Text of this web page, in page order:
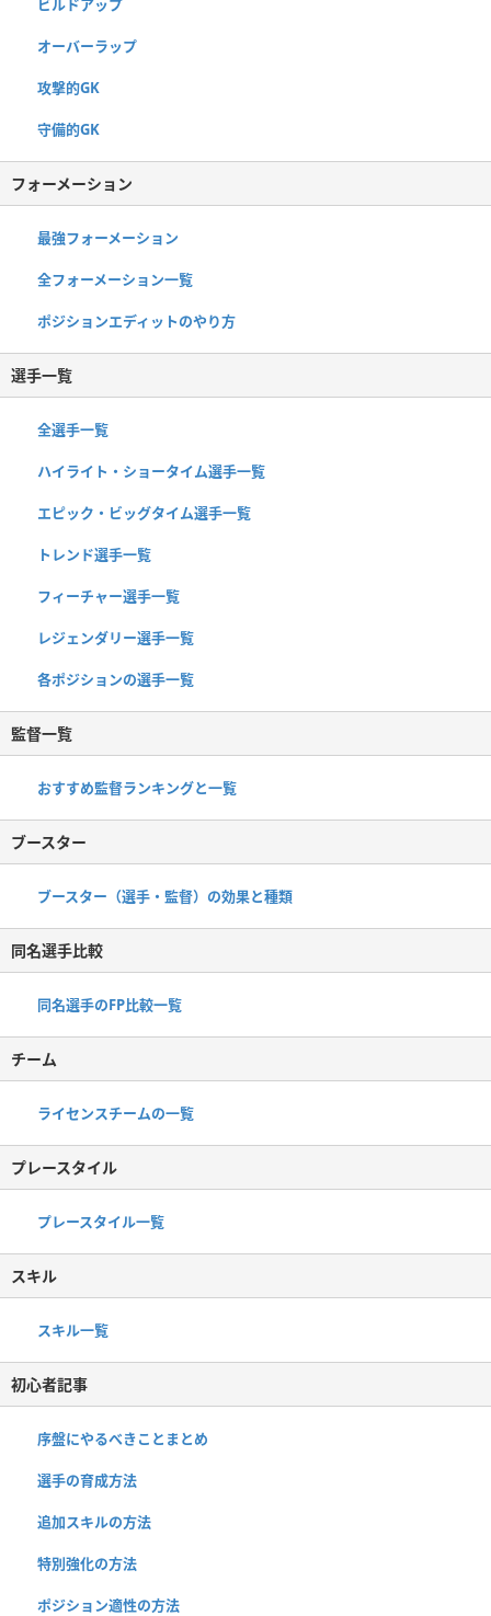
ビルドアップ
オーバーラップ
攻撃的GK
守備的GK
フォーメーション
最強フォーメーション
全フォーメーション一覧
ポジションエディットのやり方
選手一覧
全選手一覧
ハイライト・ショータイム選手一覧
エピック・ビッグタイム選手一覧
トレンド選手一覧
フィーチャー選手一覧
レジェンダリー選手一覧
各ポジションの選手一覧
監督一覧
おすすめ監督ランキングと一覧
ブースター
ブースター（選手・監督）の効果と種類
同名選手比較
同名選手のFP比較一覧
チーム
ライセンスチームの一覧
プレースタイル
プレースタイル一覧
スキル
スキル一覧
初心者記事
序盤にやるべきことまとめ
選手の育成方法
追加スキルの方法
特別強化の方法
ポジション適性の方法